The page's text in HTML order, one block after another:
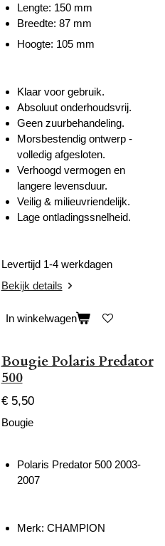
Lengte: 150 mm
Breedte: 87 mm
Hoogte: 105 mm
Klaar voor gebruik.
Absoluut onderhoudsvrij.
Geen zuurbehandeling.
Morsbestendig ontwerp -
volledig afgesloten.
Verhoogd vermogen en
langere levensduur.
Veilig & milieuvriendelijk.
Lage ontladingssnelheid.
Levertijd 1-4 werkdagen
Bekijk details
In winkelwagen
Bougie Polaris Predator
500
€ 5,50
Bougie
Polaris Predator 500 2003-
2007
Merk: CHAMPION